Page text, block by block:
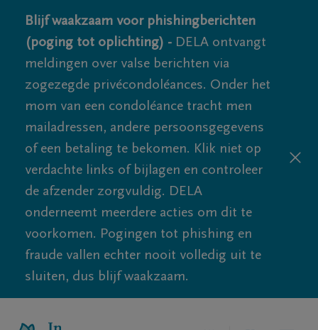
Blijf waakzaam voor phishingberichten
(poging tot oplichting) - DELA ontvangt
meldingen over valse berichten via
zogezegde privécondoléances. Onder het
mom van een condoléance tracht men
mailadressen, andere persoonsgegevens
of een betaling te bekomen. Klik niet op
verdachte links of bijlagen en controleer
de afzender zorgvuldig. DELA
onderneemt meerdere acties om dit te
voorkomen. Pogingen tot phishing en
fraude vallen echter nooit volledig uit te
sluiten, dus blijf waakzaam.